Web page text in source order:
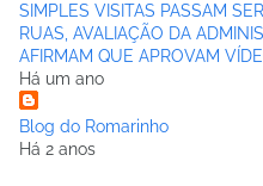
SIMPLES VISITAS PASSAM
RUAS, AVALIAÇÃO DA
AFIRMAM QUE APROVAM
Há um ano
Blog do Romarinho
Há 2 anos